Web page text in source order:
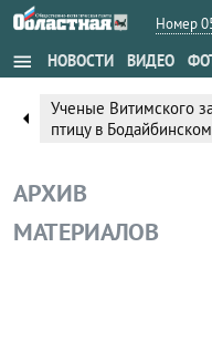
Номер
menu НОВОСТИ ВИДЕО
arrow_left
Ученые Витимского
птицу в
АРХИВ
МАТЕРИАЛОВ